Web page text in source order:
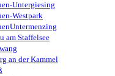
Untergiesing
Westpark
am Staffelsee
an der Kammel